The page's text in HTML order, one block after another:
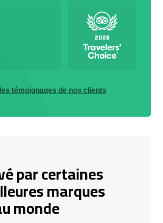
témoignages de nos clients
par certaines
marques
monde